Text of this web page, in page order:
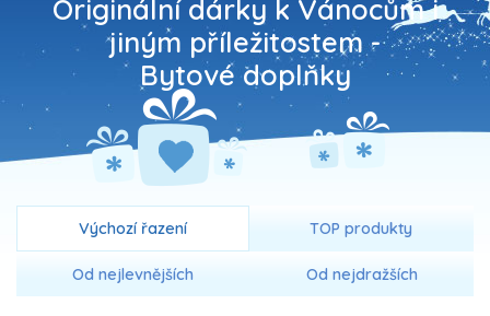
Originální dárky k Vánocům i
jiným příležitostem -
Bytové doplňky
Výchozí řazení TOP produkty
Od nejlevnějších Od nejdražších